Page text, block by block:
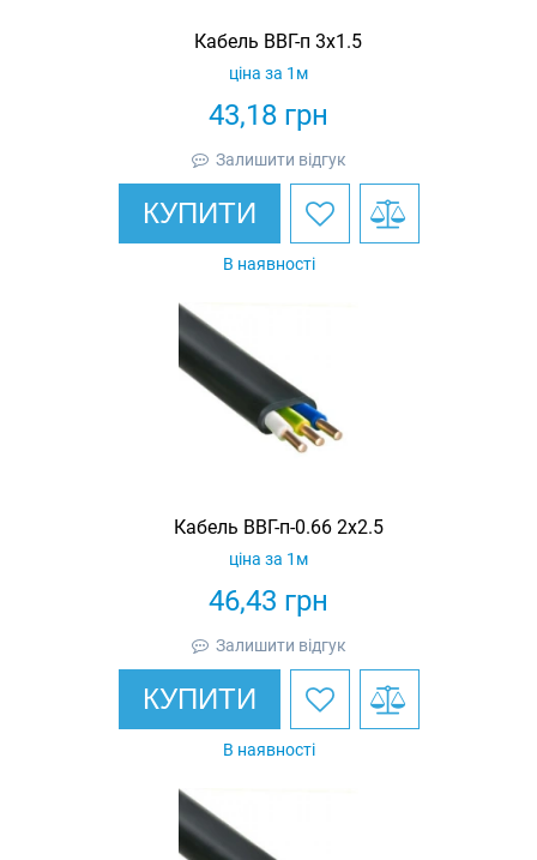
Кабель ВВГ-п 3х1.5
43,18 грн
ціна за 1м
Залишити відгук
КУПИТИ
В наявності
Кабель ВВГ-п-0.66 2х2.5
46,43 грн
ціна за 1м
Залишити відгук
КУПИТИ
В наявності